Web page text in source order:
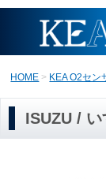
HOME KEA O2セン
ISUZU / い